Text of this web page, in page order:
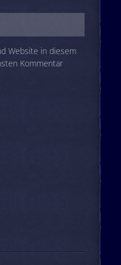
Website in diesem
Kommentar